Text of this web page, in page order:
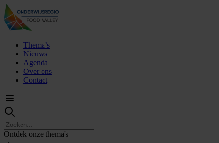
Thema’s
Nieuws
Agenda
Over ons
Contact
Ontdek onze thema's